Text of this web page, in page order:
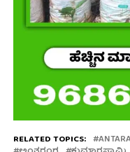
RELATED TOPICS: